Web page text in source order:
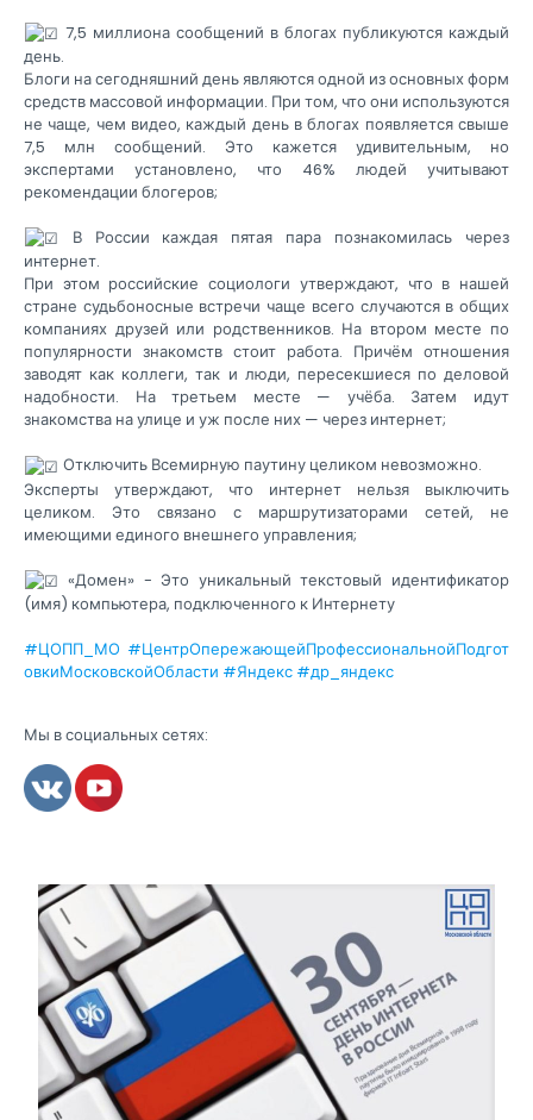
7,5 миллиона сообщений в блогах публикуются каждый
день.
Блоги на сегодняшний день являются одной из основных форм
средств массовой информации. При том, что они используются
не чаще, чем видео, каждый день в блогах появляется свыше
7,5 млн сообщений. Это кажется удивительным, но
экспертами установлено, что 46% людей учитывают
рекомендации блогеров;
В России каждая пятая пара познакомилась через
интернет.
При этом российские социологи утверждают, что в нашей
стране судьбоносные встречи чаще всего случаются в общих
компаниях друзей или родственников. На втором месте по
популярности знакомств стоит работа. Причём отношения
заводят как коллеги, так и люди, пересекшиеся по деловой
надобности. На третьем месте — учёба. Затем идут
знакомства на улице и уж после них — через интернет;
Отключить Всемирную паутину целиком невозможно.
Эксперты утверждают, что интернет нельзя выключить
целиком. Это связано с маршрутизаторами сетей, не
имеющими единого внешнего управления;
«Домен» - Это уникальный текстовый идентификатор
(имя) компьютера, подключенного к Интернету
#ЦОПП_МО #ЦентрОпережающейПрофессиональнойПодгот
овкиМосковскойОбласти #Яндекс #др_яндекс
Мы в социальных сетях: